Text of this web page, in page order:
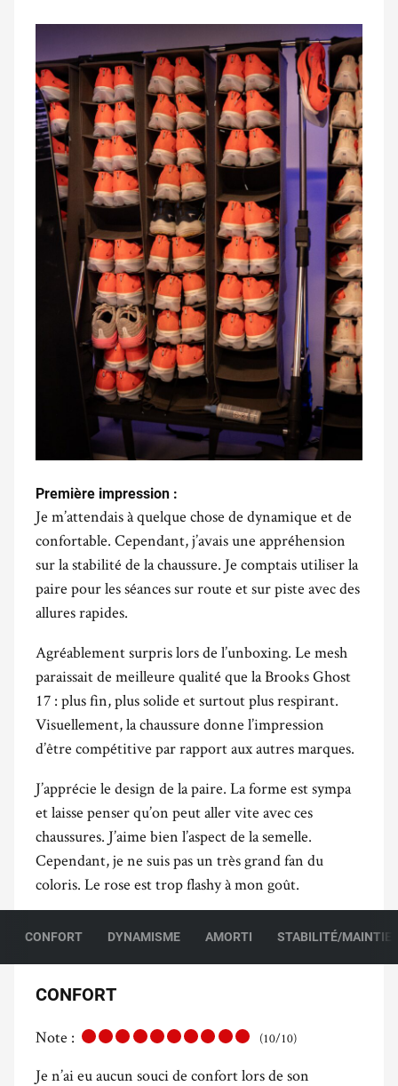
Première impression :
Je m’attendais à quelque chose de dynamique et de
confortable. Cependant, j’avais une appréhension
sur la stabilité de la chaussure. Je comptais utiliser la
paire pour les séances sur route et sur piste avec des
allures rapides.
Agréablement surpris lors de l’unboxing. Le mesh
paraissait de meilleure qualité que la Brooks Ghost
17 : plus fin, plus solide et surtout plus respirant.
Visuellement, la chaussure donne l’impression
d’être compétitive par rapport aux autres marques.
J’apprécie le design de la paire. La forme est sympa
et laisse penser qu’on peut aller vite avec ces
chaussures. J’aime bien l’aspect de la semelle.
Cependant, je ne suis pas un très grand fan du
coloris. Le rose est trop flashy à mon goût.
CONFORT DYNAMISME AMORTI STABILITÉ/
CONFORT
Note : (10/10)
Je n’ai eu aucun souci de confort lors de son